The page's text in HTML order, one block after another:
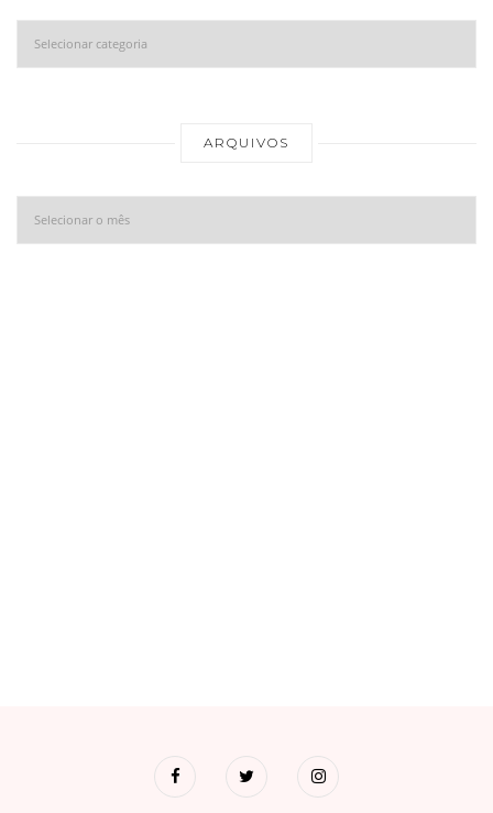
Categorias
ARQUIVOS